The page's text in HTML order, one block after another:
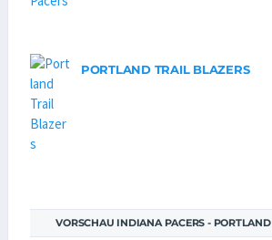
PORTLAND TRAIL BLAZERS
VORSCHAU INDIANA PACERS -